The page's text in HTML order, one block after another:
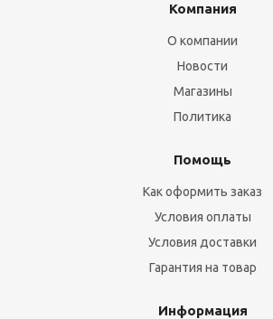
Компания
О компании
Новости
Магазины
Политика
Помощь
Как оформить заказ
Условия оплаты
Условия доставки
Гарантия на товар
Информация